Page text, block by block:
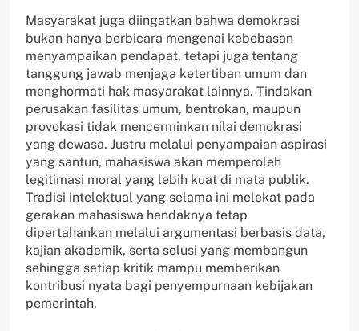
Masyarakat juga diingatkan bahwa demokrasi
bukan hanya berbicara mengenai kebebasan
menyampaikan pendapat, tetapi juga tentang
tanggung jawab menjaga ketertiban umum dan
menghormati hak masyarakat lainnya. Tindakan
perusakan fasilitas umum, bentrokan, maupun
provokasi tidak mencerminkan nilai demokrasi
yang dewasa. Justru melalui penyampaian aspirasi
yang santun, mahasiswa akan memperoleh
legitimasi moral yang lebih kuat di mata publik.
Tradisi intelektual yang selama ini melekat pada
gerakan mahasiswa hendaknya tetap
dipertahankan melalui argumentasi berbasis data,
kajian akademik, serta solusi yang membangun
sehingga setiap kritik mampu memberikan
kontribusi nyata bagi penyempurnaan kebijakan
pemerintah.